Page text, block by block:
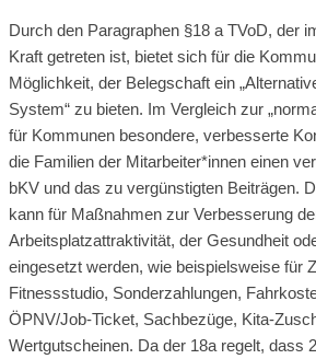
Durch den Paragraphen §18 a TVoD, der
Kraft getreten ist, bietet sich für die
Möglichkeit, der Belegschaft ein
System“ zu bieten. Im Vergleich zur
für Kommunen besondere, verbesserte
die Familien der Mitarbeiter*innen einen
bKV und das zu vergünstigten Beiträgen.
kann für Maßnahmen zur Verbesserung
Arbeitsplatzattraktivität, der Gesundheit
eingesetzt werden, wie beispielsweise für
Fitnessstudio, Sonderzahlungen,
ÖPNV/Job-Ticket, Sachbezüge, Kita-
Wertgutscheinen. Da der 18a regelt, dass